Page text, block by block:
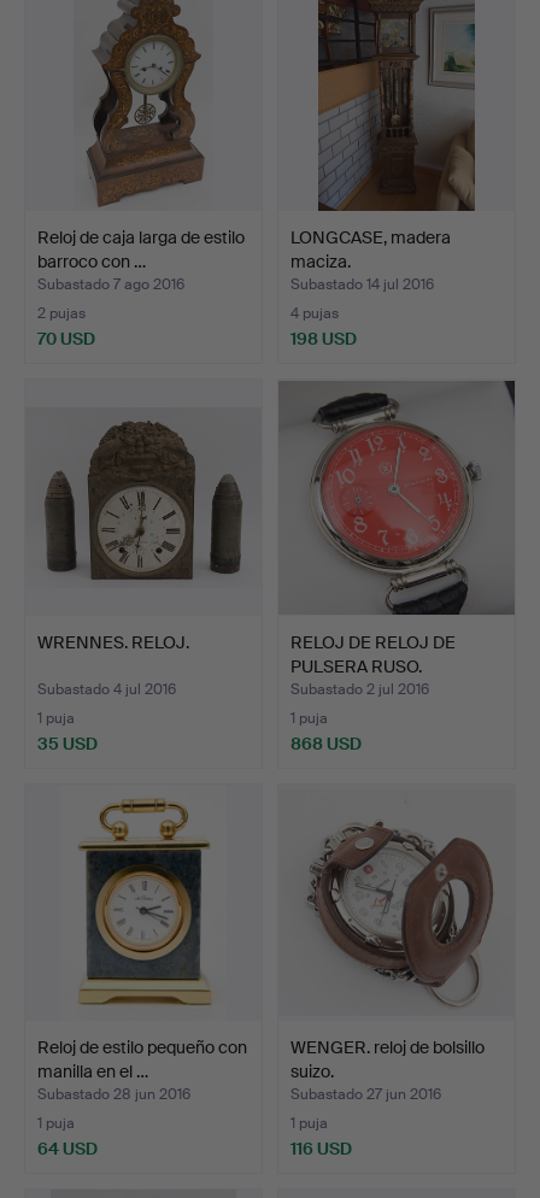
Reloj de caja larga de estilo
barroco con …
Subastado 7 ago 2016
2 pujas
70 USD
LONGCASE, madera
maciza.
Subastado 14 jul 2016
4 pujas
198 USD
WRENNES. RELOJ.
Subastado 4 jul 2016
1 puja
35 USD
RELOJ DE RELOJ DE
PULSERA RUSO.
Subastado 2 jul 2016
1 puja
868 USD
Reloj de estilo pequeño con
manilla en el …
Subastado 28 jun 2016
1 puja
64 USD
WENGER. reloj de bolsillo
suizo.
Subastado 27 jun 2016
1 puja
116 USD